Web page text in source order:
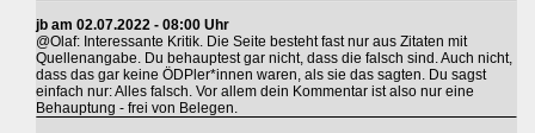
jb am 02.07.2022 - 08:00 Uhr
@Olaf: Interessante Kritik. Die Seite besteht fast nur aus Zitaten mit
Quellenangabe. Du behauptest gar nicht, dass die falsch sind. Auch nicht,
dass das gar keine ÖDPler*innen waren, als sie das sagten. Du sagst
einfach nur: Alles falsch. Vor allem dein Kommentar ist also nur eine
Behauptung - frei von Belegen.